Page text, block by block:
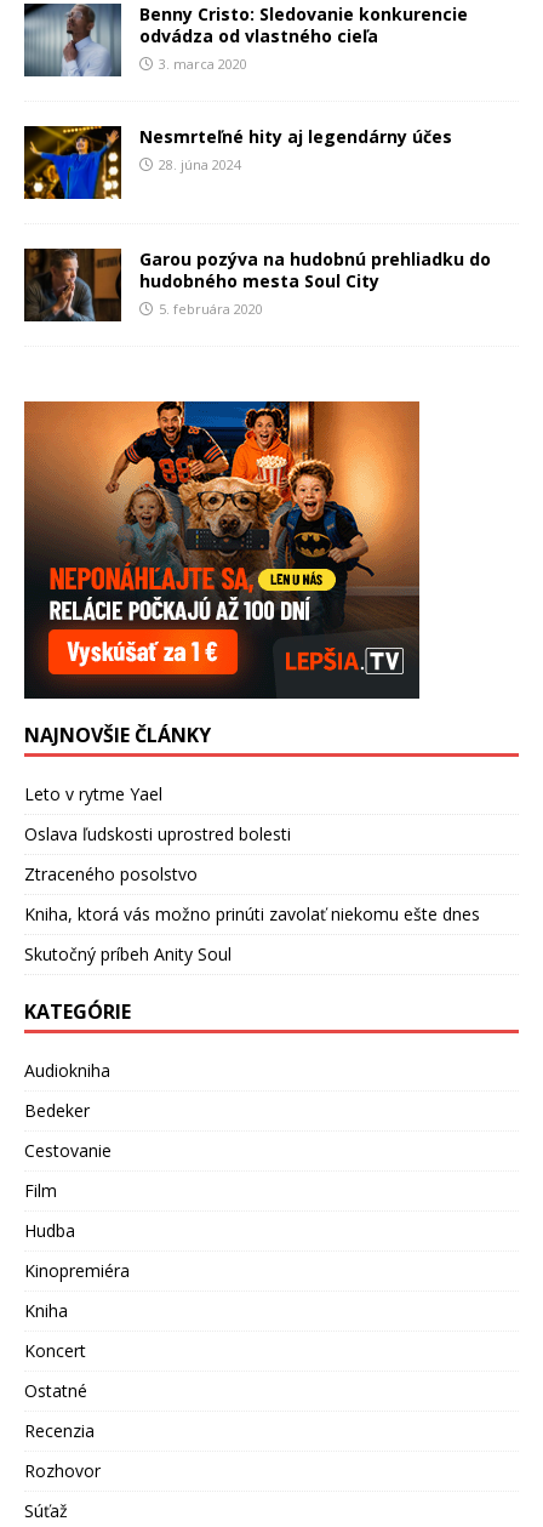
Benny Cristo: Sledovanie konkurencie
odvádza od vlastného cieľa
3. marca 2020
Nesmrteľné hity aj legendárny účes
28. júna 2024
Garou pozýva na hudobnú prehliadku do
hudobného mesta Soul City
5. februára 2020
NAJNOVŠIE ČLÁNKY
Leto v rytme Yael
Oslava ľudskosti uprostred bolesti
Ztraceného posolstvo
Kniha, ktorá vás možno prinúti zavolať niekomu ešte dnes
Skutočný príbeh Anity Soul
KATEGÓRIE
Audiokniha
Bedeker
Cestovanie
Film
Hudba
Kinopremiéra
Kniha
Koncert
Ostatné
Recenzia
Rozhovor
Súťaž